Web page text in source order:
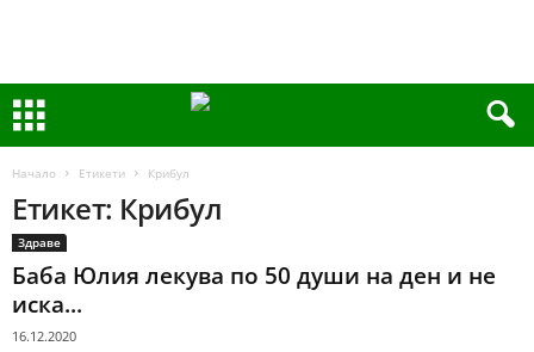
Начало Етикети Крибул
Етикет: Крибул
Здраве
Баба Юлия лекува по 50 души на ден и не
иска...
16.12.2020